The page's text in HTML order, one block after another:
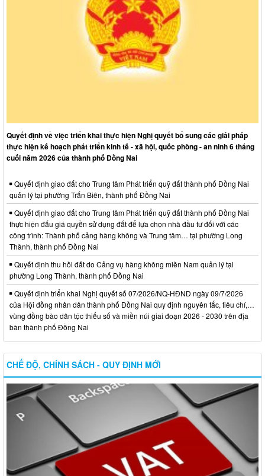
Quyết định về việc triển khai thực hiện Nghị quyết bổ sung các giải pháp
thực hiện kế hoạch phát triển kinh tế - xã hội, quốc phòng - an ninh 6 tháng
cuối năm 2026 của thành phố Đồng Nai
Quyết định giao đất cho Trung tâm Phát triển quỹ đất thành phố Đồng Nai
quản lý tại phường Trấn Biên, thành phố Đồng Nai
Quyết định giao đất cho Trung tâm Phát triển quỹ đất thành phố Đồng Nai
thực hiện đấu giá quyền sử dụng đất để lựa chọn nhà đầu tư đối với các
công trình: Thành phố cảng hàng không và Trung tâm… tại phường Long
Thành, thành phố Đồng Nai
Quyết định thu hồi đất do Cảng vụ hàng không miền Nam quản lý tại
phường Long Thành, thành phố Đồng Nai
Quyết định triển khai Nghị quyết số 07/2026/NQ-HĐND ngày 09/7/2026
của Hội đồng nhân dân thành phố Đồng Nai quy định nguyên tắc, tiêu chí,…
vùng đồng bào dân tộc thiểu số và miền núi giai đoạn 2026 - 2030 trên địa
bàn thành phố Đồng Nai
CHẾ ĐỘ, CHÍNH SÁCH - QUY ĐỊNH MỚI